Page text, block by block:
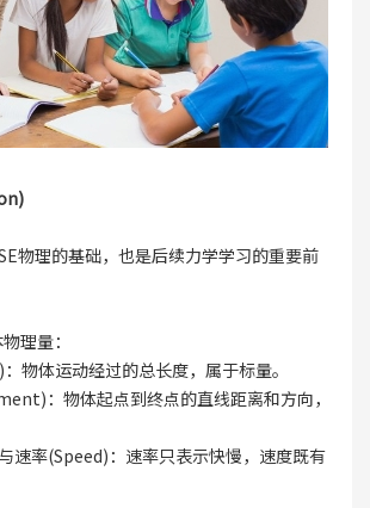
物理的基础，也是后续力学学习的重要前
理量：
物体运动经过的总长度，属于标量。
：物体起点到终点的直线距离和方向，
速率(Speed)：速率只表示快慢，速度既有